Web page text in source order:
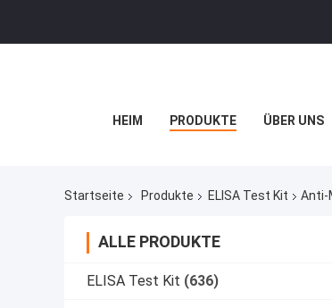
HEIM PRODUKTE ÜBER UNS
Startseite Produkte ELISA Test Kit Anti-
ALLE PRODUKTE
ELISA Test Kit (636)